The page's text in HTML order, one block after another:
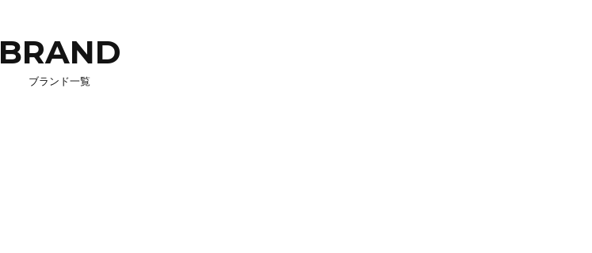
BRAND
ブランド一覧